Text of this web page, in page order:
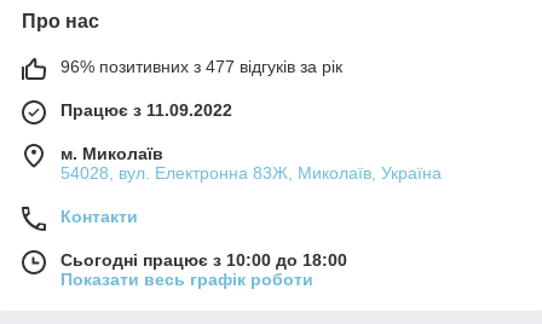
Про нас
96% позитивних з 477 відгуків за рік
Працює з 11.09.2022
м. Миколаїв
54028, вул. Електронна 83Ж, Миколаїв, Україна
Контакти
Сьогодні працює з 10:00 до 18:00
Показати весь графік роботи